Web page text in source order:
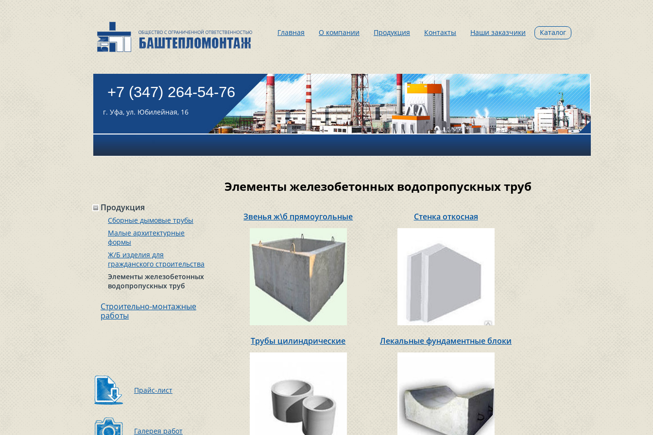
Главная О компании Продукция Контакты Наши заказчики Каталог
+7 (347) 264-54-76
г. Уфа, ул. Юбилейная, 16
Продукция
Сборные дымовые трубы
Малые архитектурные
формы
Ж/Б изделия для
гражданского строительства
Элементы железобетонных
водопропускных труб
Строительно-монтажные
работы
Прайс-лист
Галерея работ
Элементы железобетонных водопропускных труб
Звенья ж\б прямоугольные Стенка откосная
Трубы цилиндрические Лекальные фундаментные блоки